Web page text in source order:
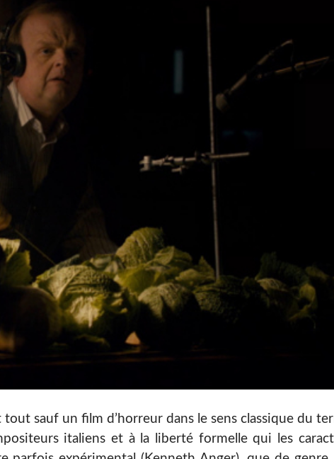
tout sauf un film d’horreur dans le sens classique du
italiens et à la liberté formelle qui les